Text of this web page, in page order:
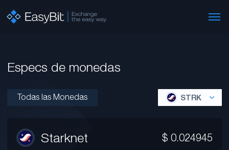
Especs de monedas
Todas las Monedas STRK
Starknet $ 0.024945